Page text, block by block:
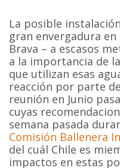
La posible
gran envergadura
Brava – a escasos
a la importancia de
que utilizan esas
reacción por parte
reunión en Junio
cuyas
semana pasada
Comisión Ballenera
del cuál Chile es
impactos en estas